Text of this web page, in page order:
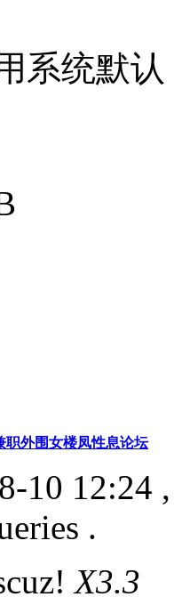
系统默认
职外围女楼凤性息论坛
10 12:24
.
X3.3